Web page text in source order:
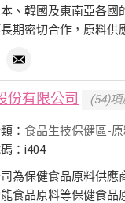
、韓國及東南亞各
期密切合作，原料供
份有限公司 (54)
： 食品生技保健區-
：i404
為保健食品原料供應
食品原料等保健食